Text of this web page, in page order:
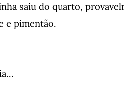
saiu do quarto,
e pimentão.